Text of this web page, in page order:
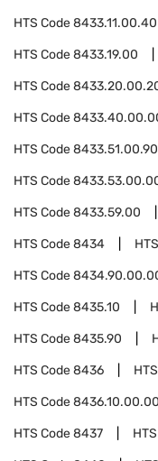
HTS Code8433.11.00.40
HTS Code8433.19.00
HTS Code
HTS Code
HTS Code8433.51.00.90
HTS Code
HTS Code8433.59.00
HTS Code8434
HTS Code
HTS Code8435.10
HTS Code8435.90
HTS Code8436
HTS Code8436.10.00.00
HTS Code8437